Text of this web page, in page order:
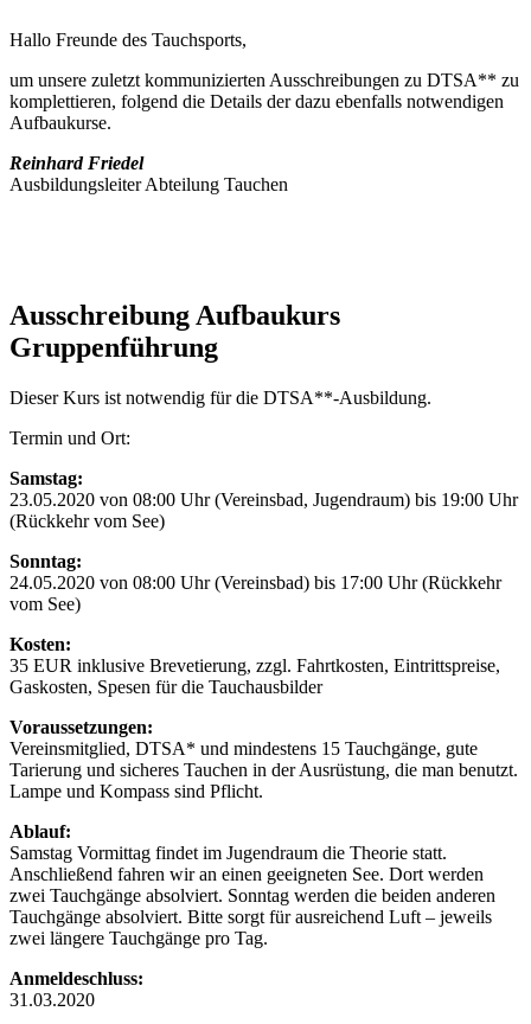
Hallo Freunde des Tauchsports,
um unsere zuletzt kommunizierten Ausschreibungen zu DTSA** zu
komplettieren, folgend die Details der dazu ebenfalls notwendigen
Aufbaukurse.
Reinhard Friedel
Ausbildungsleiter Abteilung Tauchen
Ausschreibung Aufbaukurs
Gruppenführung
Dieser Kurs ist notwendig für die DTSA**-Ausbildung.
Termin und Ort:
Samstag:
23.05.2020 von 08:00 Uhr (Vereinsbad, Jugendraum) bis 19:00 Uhr
(Rückkehr vom See)
Sonntag:
24.05.2020 von 08:00 Uhr (Vereinsbad) bis 17:00 Uhr (Rückkehr
vom See)
Kosten:
35 EUR inklusive Brevetierung, zzgl. Fahrtkosten, Eintrittspreise,
Gaskosten, Spesen für die Tauchausbilder
Voraussetzungen:
Vereinsmitglied, DTSA* und mindestens 15 Tauchgänge, gute
Tarierung und sicheres Tauchen in der Ausrüstung, die man benutzt.
Lampe und Kompass sind Pflicht.
Ablauf:
Samstag Vormittag findet im Jugendraum die Theorie statt.
Anschließend fahren wir an einen geeigneten See. Dort werden
zwei Tauchgänge absolviert. Sonntag werden die beiden anderen
Tauchgänge absolviert. Bitte sorgt für ausreichend Luft – jeweils
zwei längere Tauchgänge pro Tag.
Anmeldeschluss:
31.03.2020